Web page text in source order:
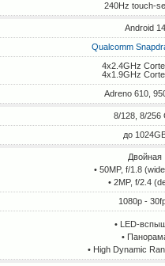
240Hz touch-
Android 14
Qualcomm
4x2.4GHz
4x1.9GHz
Adreno 610,
8/128, 8/256
до
Двойная
• 50MP, f/1.8
• 2MP, f/2.4
1080p -
• LED-
•
• High Dynamic